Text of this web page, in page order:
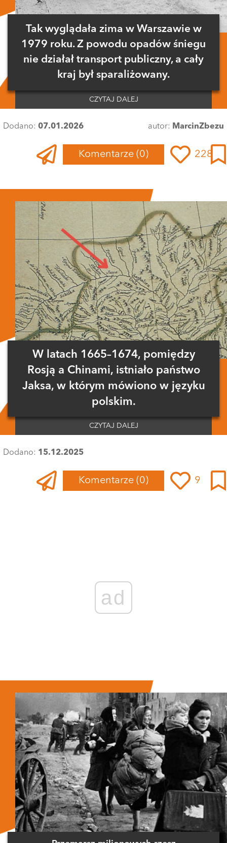
Tak wyglądała zima w Warszawie w
1979 roku. Z powodu opadów śniegu
nie działał transport publiczny, a cały
kraj był sparaliżowany.
CZYTAJ DALEJ
Dodano: 07.01.2026 autor: MarcinZbezu
Komentarze (0) 228
W latach 1665–1674, pomiędzy
Rosją a Chinami, istniało państwo
Jaksa, w którym mówiono w języku
polskim.
CZYTAJ DALEJ
Dodano: 15.12.2025
Komentarze (0) 9
ad